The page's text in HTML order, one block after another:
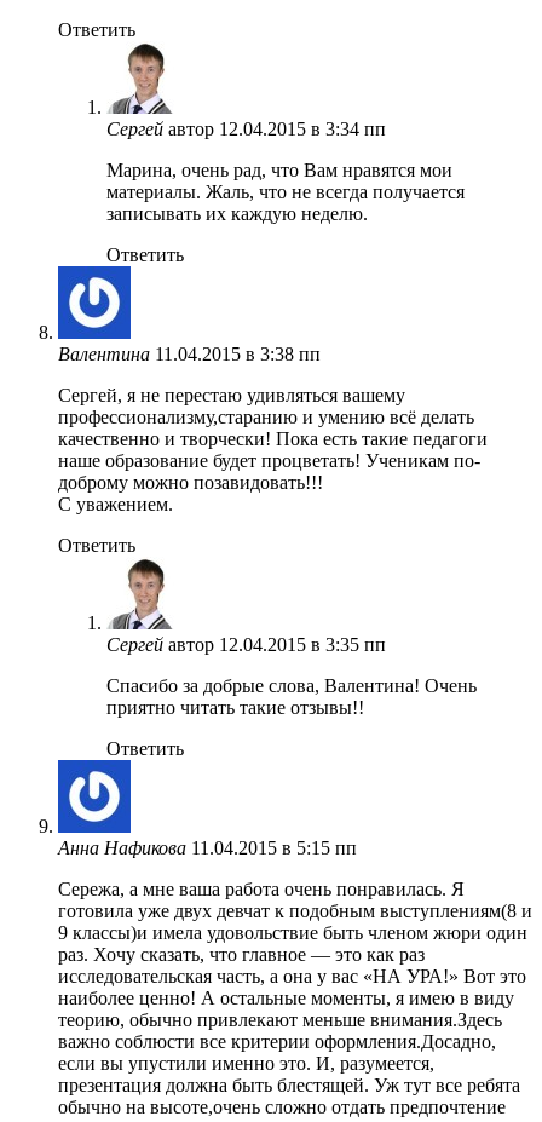
Ответить
Сергей автор 12.04.2015 в 3:34 пп
Марина, очень рад, что Вам нравятся мои
материалы. Жаль, что не всегда получается
записывать их каждую неделю.
Ответить
Валентина 11.04.2015 в 3:38 пп
Сергей, я не перестаю удивляться вашему
профессионализму,старанию и умению всё делать
качественно и творчески! Пока есть такие педагоги
наше образование будет процветать! Ученикам по-
доброму можно позавидовать!!!
С уважением.
Ответить
Сергей автор 12.04.2015 в 3:35 пп
Спасибо за добрые слова, Валентина! Очень
приятно читать такие отзывы!!
Ответить
Анна Нафикова 11.04.2015 в 5:15 пп
Сережа, а мне ваша работа очень понравилась. Я
готовила уже двух девчат к подобным выступлениям(8 и
9 классы)и имела удовольствие быть членом жюри один
раз. Хочу сказать, что главное — это как раз
исследовательская часть, а она у вас «НА УРА!» Вот это
наиболее ценно! А остальные моменты, я имею в виду
теорию, обычно привлекают меньше внимания.Здесь
важно соблюсти все критерии оформления.Досадно,
если вы упустили именно это. И, разумеется,
презентация должна быть блестящей. Уж тут все ребята
обычно на высоте,очень сложно отдать предпочтение